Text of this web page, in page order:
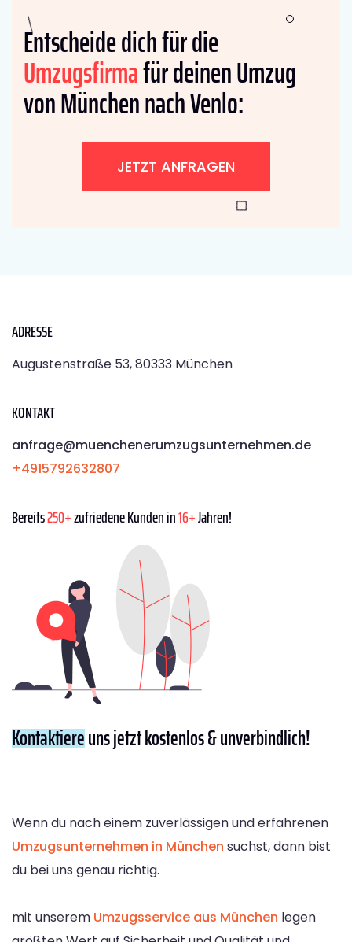
Entscheide dich für die
Umzugsfirmafür deinen Umzug
von München nach Venlo:
JETZT ANFRAGEN
ADRESSE
Augustenstraße 53, 80333 München
KONTAKT
anfrage@muenchenerumzugsunternehmen.de
+4915792632807
Bereits250+zufriedene Kunden in16+Jahren!
Kontaktiereuns jetzt kostenlos & unverbindlich!
Wenn du nach einem zuverlässigen und erfahrenen
Umzugsunternehmen in München suchst, dann bist
du bei uns genau richtig.
mit unserem Umzugsservice aus München legen